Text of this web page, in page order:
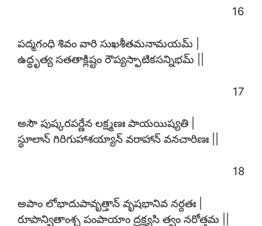
16
పద్మగంధి శివం వారి సుఖశీతమనామయమ్ |
ఉద్ధృత్య సతతాక్లిష్టం రౌప్యస్ఫాటికసన్నిభమ్ ||
17
అసౌ పుష్కరపర్ణేన లక్ష్మణః పాయయిష్యతి |
స్థూలాన్ గిరిగుహాశయ్యాన్ వరాహాన్ వనచారిణః ||
18
అపాం లోభాదుపావృత్తాన్ వృషభానివ నర్దతః |
రూపాన్వితాంశ్చ పంపాయాం ద్రక్ష్యసి త్వం నరోత్తమ ||